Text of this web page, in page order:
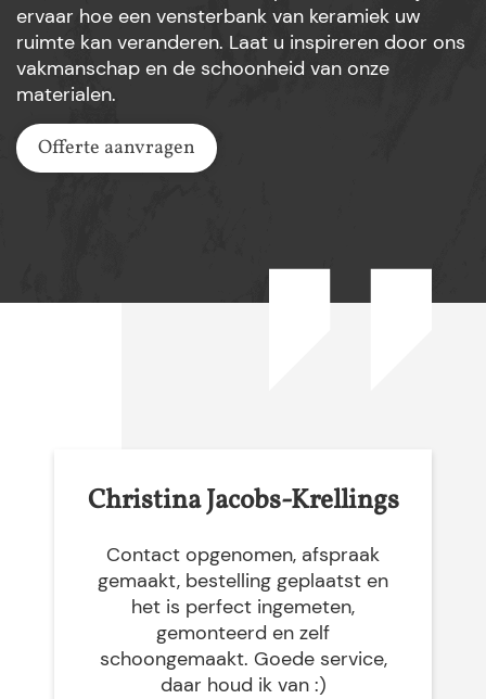
ervaar hoe een vensterbank van keramiek uw
ruimte kan veranderen. Laat u inspireren door ons
vakmanschap en de schoonheid van onze
materialen.
Offerte aanvragen
Christina Jacobs-Krellings
Contact opgenomen, afspraak
gemaakt, bestelling geplaatst en
het is perfect ingemeten,
gemonteerd en zelf
schoongemaakt. Goede service,
daar houd ik van :)